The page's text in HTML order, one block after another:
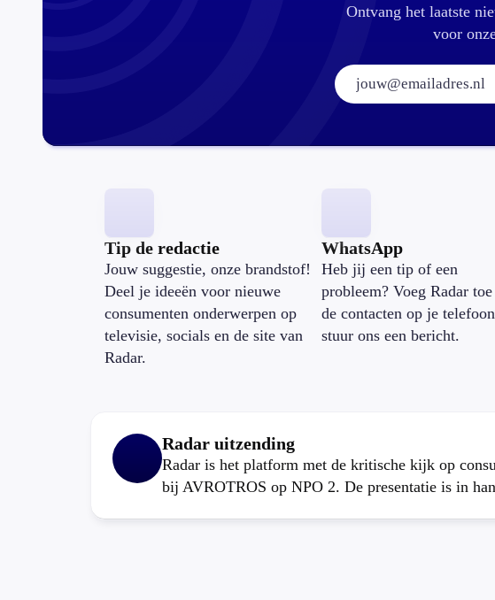
Ontvang het laatste
voor
Tip de redactie
Jouw suggestie, onze brandstof!
Deel je ideeën voor nieuwe
consumenten onderwerpen op
televisie, socials en de site van
Radar.
WhatsApp
Heb jij een tip of een
probleem? Voeg Radar toe
de contacten op je
stuur ons een bericht.
Radar uitzending
Radar is het platform met de kritische kijk op
bij AVROTROS op NPO 2. De presentatie is in